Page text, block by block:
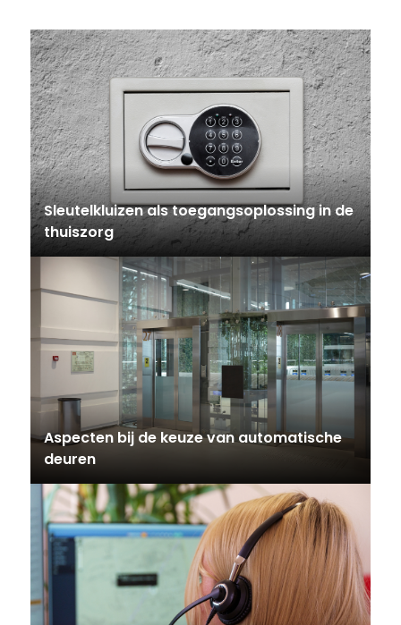
Sleutelkluizen als toegangsoplossing in de
thuiszorg
Aspecten bij de keuze van automatische
deuren